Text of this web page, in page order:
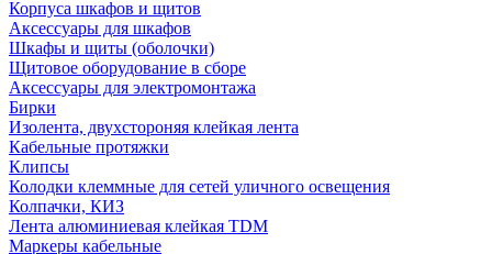
Корпуса шкафов и щитов
Аксессуары для шкафов
Шкафы и щиты (оболочки)
Щитовое оборудование в сборе
Аксессуары для электромонтажа
Бирки
Изолента, двухстороняя клейкая лента
Кабельные протяжки
Клипсы
Колодки клеммные для сетей уличного освещения
Колпачки, КИЗ
Лента алюминиевая клейкая TDM
Маркеры кабельные